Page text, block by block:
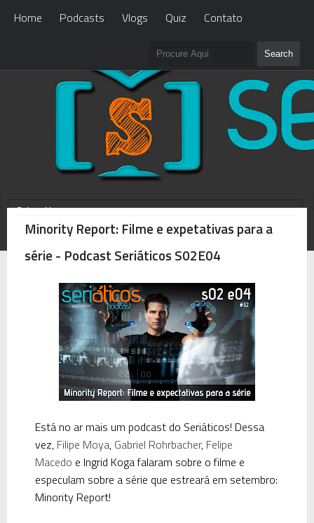
Home Podcasts Vlogs Quiz Contato
WHAT'S NEW? Loading...
Minority Report: Filme e expetativas para a
série - Podcast Seriáticos S02E04
Está no ar mais um podcast do Seriáticos! Dessa
vez, Filipe Moya, Gabriel Rohrbacher, Felipe
Macedo e Ingrid Kogafalaram sobre o filme e
especulam sobre a série que estreará em setembro:
Minority Report!